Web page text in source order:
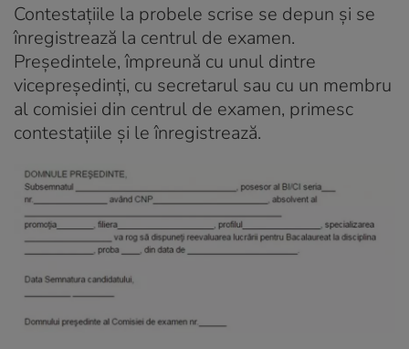
Contestaţiile la probele scrise se depun şi se
înregistrează la centrul de examen.
Preşedintele, împreună cu unul dintre
vicepreşedinţi, cu secretarul sau cu un membru
al comisiei din centrul de examen, primesc
contestaţiile şi le înregistrează.